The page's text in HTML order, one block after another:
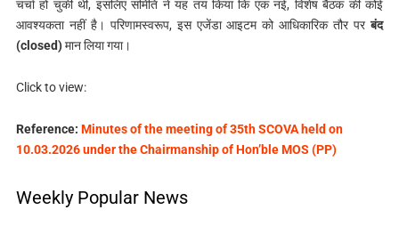
चर्चा हो चुकी थी, इसलिए समिति ने यह तय किया कि एक नई, विशेष बैठक की कोई
आवश्यकता नहीं है। परिणामस्वरूप, इस एजेंडा आइटम को आधिकारिक तौर परबंद
(closed)मान लिया गया।
Click to view:
Reference: Minutes of the meeting of 35th SCOVA held on
10.03.2026 under the Chairmanship of Hon’ble MOS (PP)
Weekly Popular News